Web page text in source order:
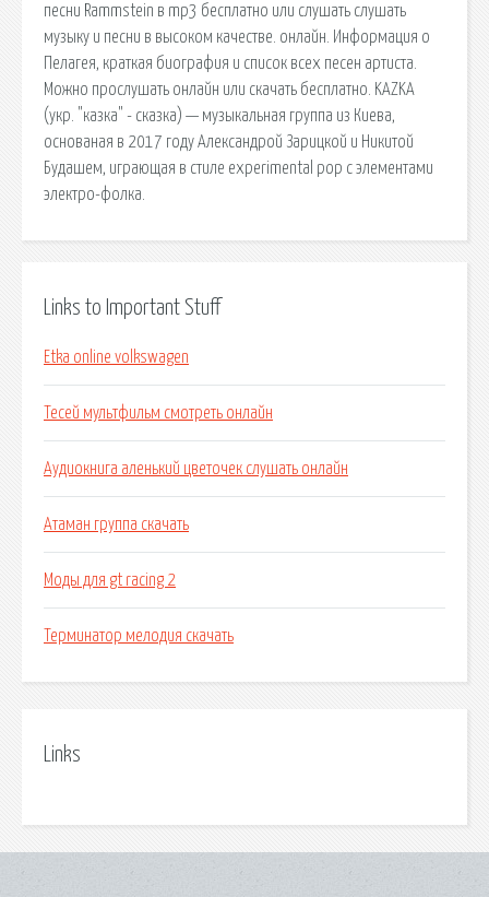
песни Rammstein в mp3 бесплатно или слушать слушать
музыку и песни в высоком качестве. онлайн. Информация о
Пелагея, краткая биография и список всех песен артиста.
Можно прослушать онлайн или скачать бесплатно. KAZKA
(укр. "казка" - сказка) — музыкальная группа из Киева,
основаная в 2017 году Александрой Зарицкой и Никитой
Будашем, играющая в стиле experimental pop с элементами
электро-фолка.
Links to Important Stuff
Etka online volkswagen
Тесей мультфильм смотреть онлайн
Аудиокнига аленький цветочек слушать онлайн
Атаман группа скачать
Моды для gt racing 2
Терминатор мелодия скачать
Links